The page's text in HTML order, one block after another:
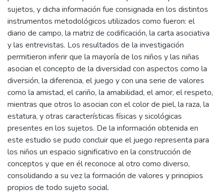
sujetos, y dicha información fue consignada en los distintos
instrumentos metodológicos utilizados como fueron: el
diario de campo, la matriz de codificación, la carta asociativa
y las entrevistas. Los resultados de la investigación
permitieron inferir que la mayoría de los niños y las niñas
asocian el concepto de la diversidad con aspectos como la
diversión, la diferencia, el juego y con una serie de valores
como la amistad, el cariño, la amabilidad, el amor, el respeto,
mientras que otros lo asocian con el color de piel, la raza, la
estatura, y otras características físicas y sicológicas
presentes en los sujetos. De la información obtenida en
este estudio se pudo concluir que el juego representa para
los niños un espacio significativo en la construcción de
conceptos y que en él reconoce al otro como diverso,
consolidando a su vez la formación de valores y principios
propios de todo sujeto social.